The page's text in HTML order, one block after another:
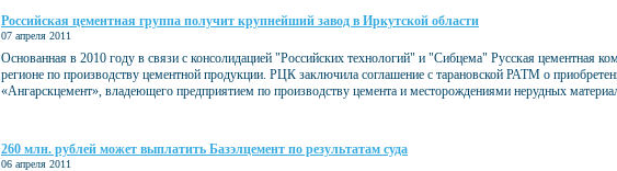
Российская цементная группа получит крупнейший завод в Иркутской области
07 апреля 2011
Основанная в 2010 году в связи с консолидацией "Российских технологий" и "Сибцема" Русская цементная
регионе по производству цементной продукции. РЦК заключила соглашение с тарановской РАТМ о
«Ангарскцемент», владеющего предприятием по производству цемента и месторождениями нерудных
260 млн. рублей может выплатить Базэлцемент по результатам суда
06 апреля 2011